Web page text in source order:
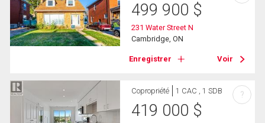
499 900 $
231 Water Street N
Cambridge, ON
Enregistrer Voir
Copropriété 1 CAC , 1 SDB
419 000 $
?